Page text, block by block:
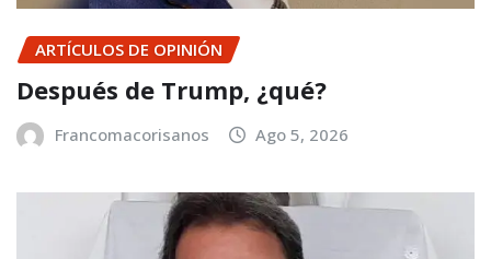
ARTÍCULOS DE OPINIÓN
Después de Trump, ¿qué?
Francomacorisanos Ago 5, 2026